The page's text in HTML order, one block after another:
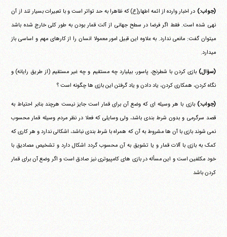
(جواب:) در اخبار وارده از ائمه اطهار(ع) که ظاهرا به حد تواتر است و با تعبیرات بسیار تند از آن
نهی شده است. فقط اگر فرضا در سطح جهانی از آلت قمار بودن به طور کلی خارج شده باشد
می‎توان گفت: مانعی ندارد. به علاوه این قبیل امور معمولا انسان را از کارهای مهم و اساسی باز
می‎دارد.
(سؤال)بازی کردن با شطرنج، پاسور، بیلیارد چه مستقیم و چه غیر مستقیم (از طریق رایانه) و
نگاه کردن، همکاری کردن، یاد دادن و یاد گرفتن این بازی ها چگونه است ؟
(جواب:)بازی با هر وسیله ای که وضع آن برای قمار است جایز نیست هرچند بنابر احتیاط به
قصد سرگرمی و بدون شرط بندی باشد، ولی وسایلی که فعلا در نظر مردم وسیله قمار محسوب
نمی شوند بازی با آن ها مشروط به آن که همراه با شرط بندی نباشد، اشکالی ندارد و هر کاری که
کمک به بازی با آلات قمار و یا تشویق به آن محسوب گردد اشکال دارد و تشخیص مصادیق با
خود مکلفین است و این مسأله در بازی های کامپیوتری نیز صادق است و اگر وضع آن برای قمار
کردن باشد